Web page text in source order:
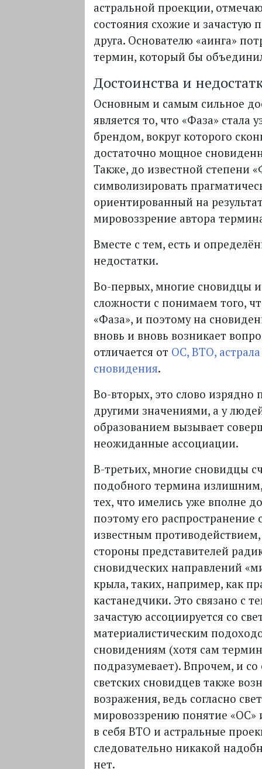
астральной проекции,
состояния схожие и зачастую
друга. Основателю «аинга»
термин, который бы
Достоинства и
Основным и самым сильное
является то, что «Фаза» стала
брендом, вокруг которого
достаточно мощное
Также, до известной степени
символизировать
ориентированный на
мировоззрение автора
Вместе с тем, есть и
недостатки.
Во-первых, многие сновидцы
сложности с понимаем того,
«Фаза», и поэтому на
вновь и вновь возникает
отличается от ОС,ВТО,
сновидения.
Во-вторых, это слово изрядно
другими значениями, а у
образованием вызывает
неожиданные ассоциации.
В-третьих, многие сновидцы
подобного термина излишним,
тех, что имелись уже вполне
поэтому его распространение
известным
стороны представителей
сновидческих направлений
крыла, таких, например, как
кастанедчики. Это связано с
зачастую ассоциируется со
материалистическим
сновидениям (хотя сам
подразумевает). Впрочем, и
светских сновидцев также
возражения, ведь согласно
мировоззрению понятие «ОС»
в себяВТО и астральные
следовательно никакой
нет.